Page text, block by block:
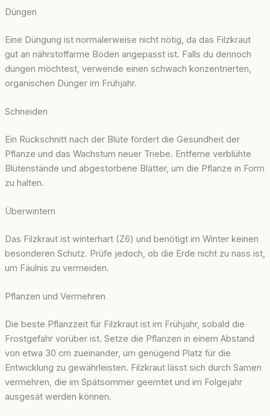
Düngen
Eine Düngung ist normalerweise nicht nötig, da das Filzkraut
gut an nährstoffarme Böden angepasst ist. Falls du dennoch
düngen möchtest, verwende einen schwach konzentrierten,
organischen Dünger im Frühjahr.
Schneiden
Ein Rückschnitt nach der Blüte fördert die Gesundheit der
Pflanze und das Wachstum neuer Triebe. Entferne verblühte
Blütenstände und abgestorbene Blätter, um die Pflanze in Form
zu halten.
Überwintern
Das Filzkraut ist winterhart (Z6) und benötigt im Winter keinen
besonderen Schutz. Prüfe jedoch, ob die Erde nicht zu nass ist,
um Fäulnis zu vermeiden.
Pflanzen und Vermehren
Die beste Pflanzzeit für Filzkraut ist im Frühjahr, sobald die
Frostgefahr vorüber ist. Setze die Pflanzen in einem Abstand
von etwa 30 cm zueinander, um genügend Platz für die
Entwicklung zu gewährleisten. Filzkraut lässt sich durch Samen
vermehren, die im Spätsommer geerntet und im Folgejahr
ausgesät werden können.